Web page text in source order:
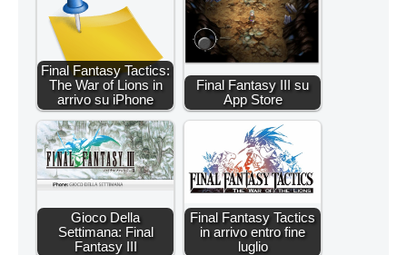
Final Fantasy Tactics:
The War of Lions in
arrivo su iPhone
Final Fantasy III su
App Store
Gioco Della
Settimana: Final
Fantasy III
Final Fantasy Tactics
in arrivo entro fine
luglio